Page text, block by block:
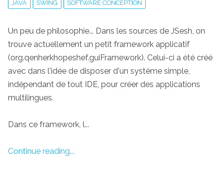
JAVA SWING SOFTWARE CONCEPTION
Un peu de philosophie... Dans les sources de JSesh, on
trouve actuellement un petit framework applicatif
(org.qenherkhopeshef.guiFramework). Celui-ci a été créé
avec dans l'idée de disposer d'un système simple,
indépendant de tout IDE, pour créer des applications
multilingues.
Dans ce framework, l...
Continue reading...